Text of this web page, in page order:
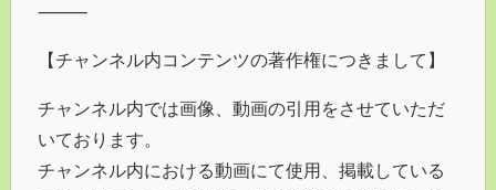
⸻
【チャンネル内コンテンツの著作権につきまして】
チャンネル内では画像、動画の引用をさせていただ
いております。
チャンネル内における動画にて使用、掲載している